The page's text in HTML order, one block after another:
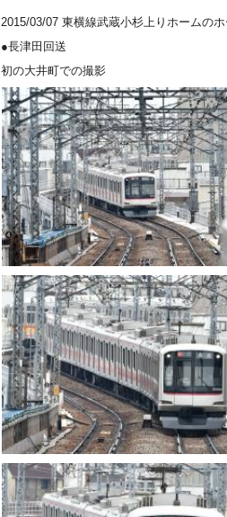
2015/03/07 東横線武蔵小杉上りホームの
●長津田回送
初の大井町での撮影